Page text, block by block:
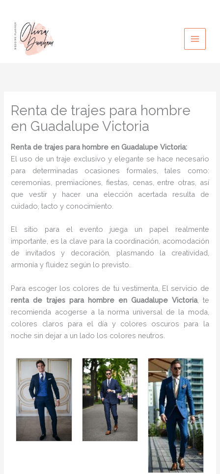
contenido
Renta de trajes para hombre
en Guadalupe Victoria
Renta de trajes para hombre en Guadalupe Victoria:
El uso de un traje exclusivo y elegante se hace necesario
para determinadas ocasiones formales, tales como:
ceremonias, premiaciones, fiestas, cenas, entre otras, así
que vestir y hacer una elección acertada resulta de
cuidado, tacto y conocimiento.
El sitio para el evento juega un papel realmente
importante, es la clave para la coordinación, acomodación
de invitados y decoración, plasmando la creatividad,
armonía y fluidez según lo previsto.
Para escoger los colores de tu vestimenta, El servicio de
renta de trajes para hombre en Guadalupe Victoria, te
recomienda acogerse a la norma universal de la moda,
colores claros para el día y colores oscuros para la
noche sin dejar a un lado los colores neutros.